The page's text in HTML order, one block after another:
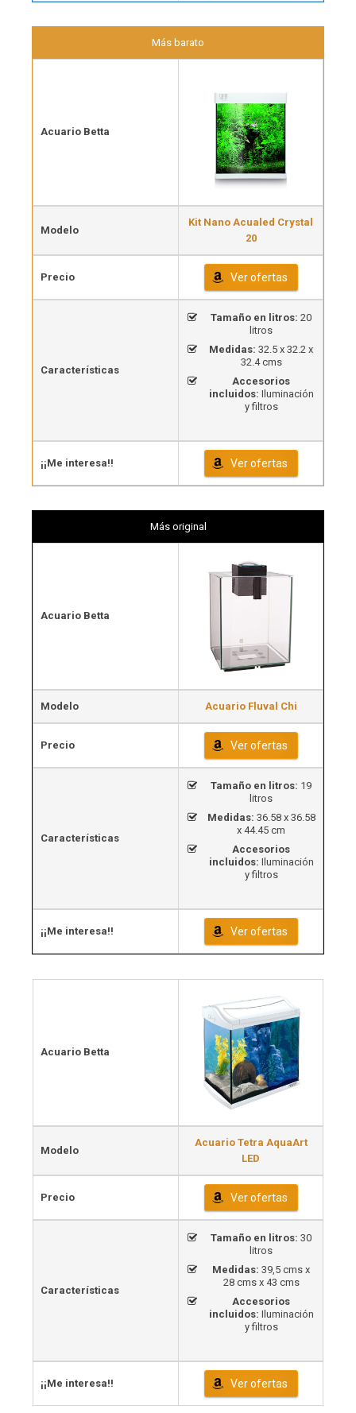
Más barato
Acuario Betta
Modelo
Kit Nano Acualed Crystal
20
Precio Ver ofertas
Características
Tamaño en litros: 20
litros
Medidas: 32.5 x 32.2 x
32.4 cms
Accesorios
incluidos: Iluminación
y filtros
¡¡Me interesa!! Ver ofertas
Más original
Acuario Betta
Modelo Acuario Fluval Chi
Precio Ver ofertas
Características
Tamaño en litros: 19
litros
Medidas: 36.58 x 36.58
x 44.45 cm
Accesorios
incluidos: Iluminación
y filtros
¡¡Me interesa!! Ver ofertas
Acuario Betta
Modelo
Acuario Tetra AquaArt
LED
Precio Ver ofertas
Características
Tamaño en litros: 30
litros
Medidas: 39,5 cms x
28 cms x 43 cms
Accesorios
incluidos: Iluminación
y filtros
¡¡Me interesa!! Ver ofertas